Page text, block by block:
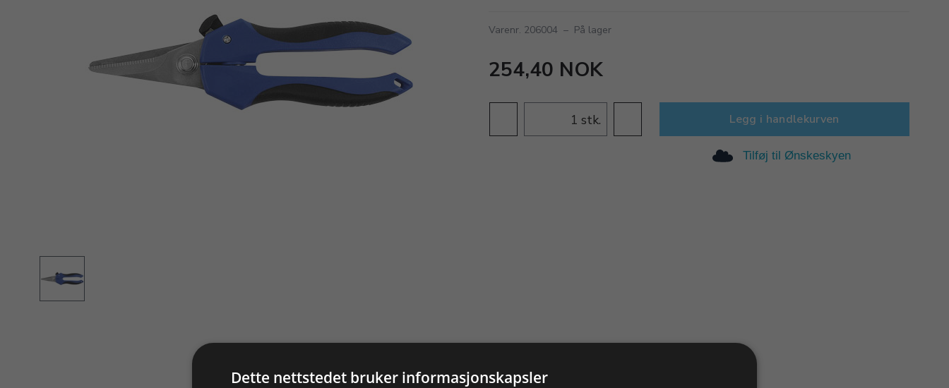
Varenr. 206004 – På lager
254,40 NOK
stk. Legg i handlekurven
Tilføj til Ønskeskyen
Dette nettstedet bruker informasjonskapsler